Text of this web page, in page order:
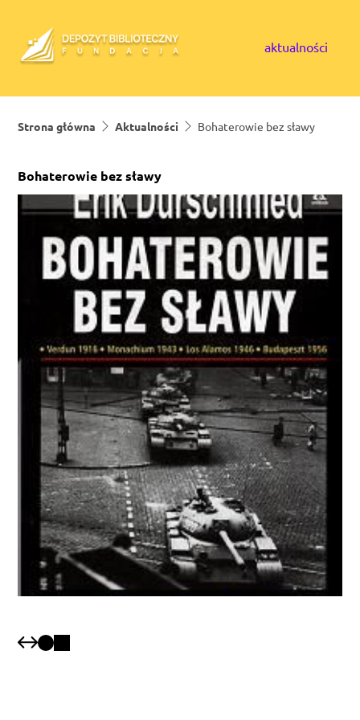
aktualności
Strona główna Aktualności Bohaterowie bez sławy
Bohaterowie bez sławy